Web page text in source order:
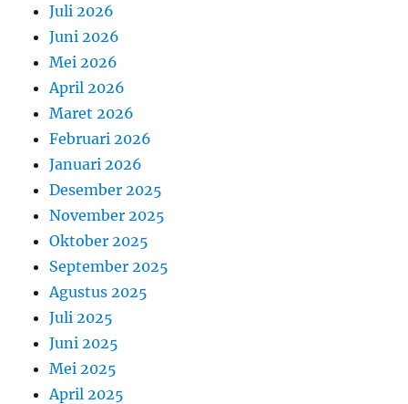
Juli 2026
Juni 2026
Mei 2026
April 2026
Maret 2026
Februari 2026
Januari 2026
Desember 2025
November 2025
Oktober 2025
September 2025
Agustus 2025
Juli 2025
Juni 2025
Mei 2025
April 2025